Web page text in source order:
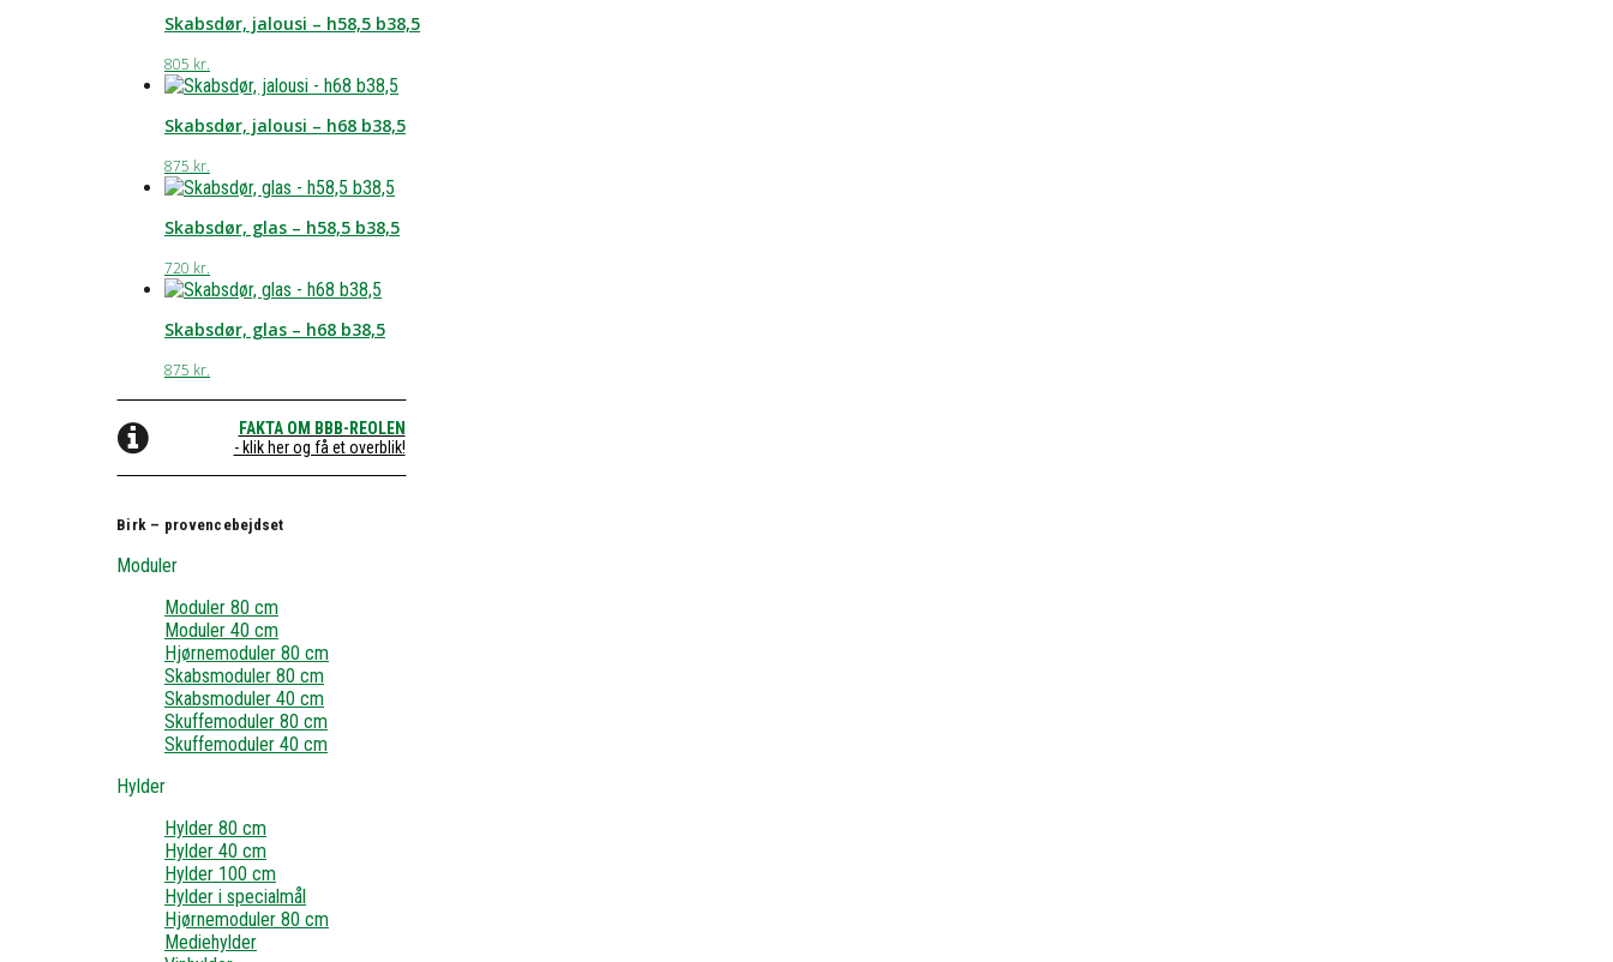
Skabsdør, jalousi – h58,5 b38,5
805 kr.
Skabsdør, jalousi – h68 b38,5
875 kr.
Skabsdør, glas – h58,5 b38,5
720 kr.
Skabsdør, glas – h68 b38,5
875 kr.
FAKTA OM BBB-REOLEN
- klik her og få et overblik!
Birk – provencebejdset
Moduler
Moduler 80 cm
Moduler 40 cm
Hjørnemoduler 80 cm
Skabsmoduler 80 cm
Skabsmoduler 40 cm
Skuffemoduler 80 cm
Skuffemoduler 40 cm
Hylder
Hylder 80 cm
Hylder 40 cm
Hylder 100 cm
Hylder i specialmål
Hjørnemoduler 80 cm
Mediehylder